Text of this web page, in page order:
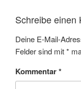
Schreibe einen
Deine E-Mail-
Felder sind mit*
Kommentar*